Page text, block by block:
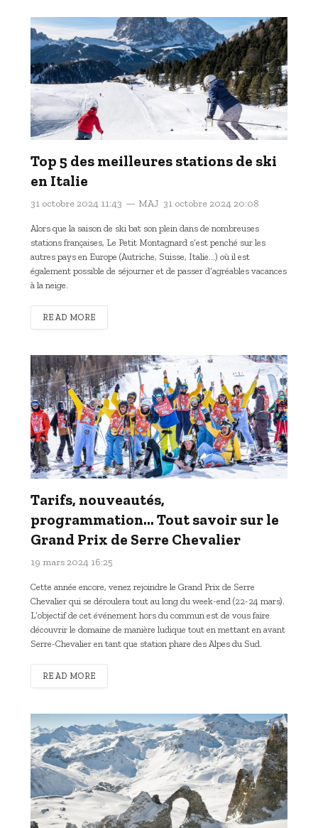
Top 5 des meilleures stations de ski
en Italie
31 octobre 2024 11:43 MAJ 31 octobre 2024 20:08
Alors que la saison de ski bat son plein dans de nombreuses
stations françaises, Le Petit Montagnard s’est penché sur les
autres pays en Europe (Autriche, Suisse, Italie…) où il est
également possible de séjourner et de passer d’agréables vacances
à la neige.
READ MORE
Tarifs, nouveautés,
programmation… Tout savoir sur le
Grand Prix de Serre Chevalier
19 mars 2024 16:25
Cette année encore, venez rejoindre le Grand Prix de Serre
Chevalier qui se déroulera tout au long du week-end (22-24 mars).
L’objectif de cet événement hors du commun est de vous faire
découvrir le domaine de manière ludique tout en mettant en avant
Serre-Chevalier en tant que station phare des Alpes du Sud.
READ MORE